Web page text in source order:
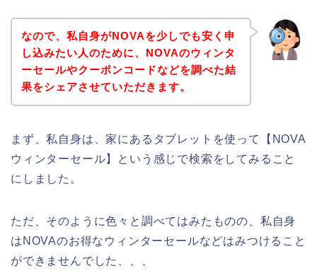
なので、私自身がNOVAを少しでも安く申
し込みたい人のために、NOVAのウィンタ
ーセールやクーポンコードなどを調べた結
果をシェアさせていただきます。
まず、私自身は、家にあるタブレットを使って【NOVA
ウィンターセール】という感じで検索をしてみること
にしました。
ただ、そのように色々と調べてはみたものの、私自身
はNOVAのお得なウィンターセールなどはみつけること
ができませんでした、、、